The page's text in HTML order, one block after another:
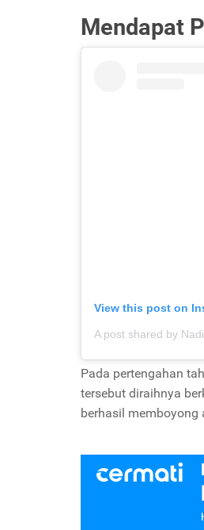
Mendapat
View this post on
A post shared by
Pada pertengahan
tersebut diraihnya
berhasil memboyong